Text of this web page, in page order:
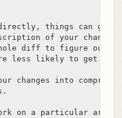
directly, things can get
of your changes
diff to figure out
likely to get
changes into
on a particular area,